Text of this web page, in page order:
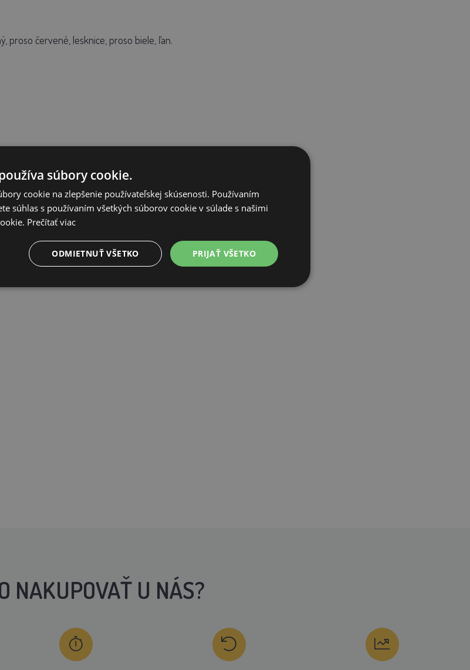
proso červené, lesknice, proso biele, ľan.
NAKUPOVAŤ U NÁS?
súbory cookie.
cookie na zlepšenie používateľskej skúsenosti. Používaním
súhlas s používaním všetkých súborov cookie v súlade s našimi
Prečítať viac
PRIJAŤ VŠETKO
ODMIETNUŤ VŠETKO